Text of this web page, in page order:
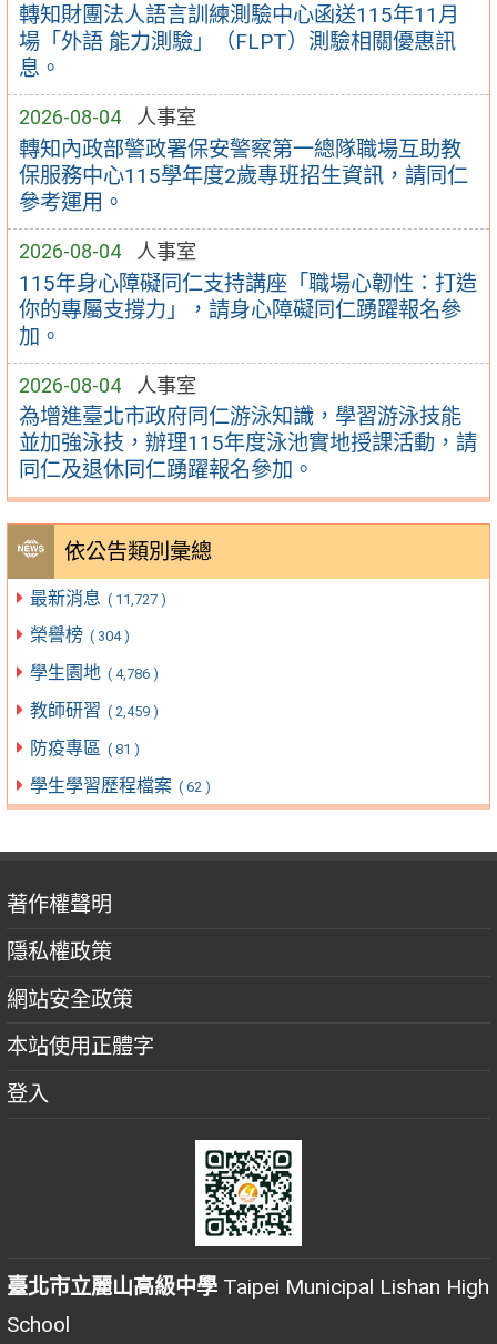
轉知財團法人語言訓練測驗中心函送115年11月
場「外語 能力測驗」（FLPT）測驗相關優惠訊
息。
2026-08-04 人事室
轉知內政部警政署保安警察第一總隊職場互助教
保服務中心115學年度2歲專班招生資訊，請同仁
參考運用。
2026-08-04 人事室
115年身心障礙同仁支持講座「職場心韌性：打造
你的專屬支撐力」，請身心障礙同仁踴躍報名參
加。
2026-08-04 人事室
為增進臺北市政府同仁游泳知識，學習游泳技能
並加強泳技，辦理115年度泳池實地授課活動，請
同仁及退休同仁踴躍報名參加。
依公告類別彙總
最新消息 ( 11,727 )
榮譽榜 ( 304 )
學生園地 ( 4,786 )
教師研習 ( 2,459 )
防疫專區 ( 81 )
學生學習歷程檔案 ( 62 )
著作權聲明
隱私權政策
網站安全政策
本站使用正體字
登入
臺北市立麗山高級中學 Taipei Municipal Lishan High
School